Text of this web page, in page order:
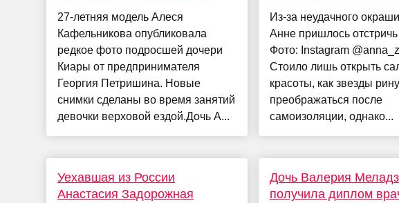
27-летняя модель Алеся
Кафельникова опубликовала
редкое фото подросшей дочери
Киары от предпринимателя
Георгия Петришина. Новые
снимки сделаны во время занятий
девочки верховой ездой.Дочь А...
Уехавшая из России
Анастасия Задорожная
Из-за неудачного
Анне пришлось
Фото: Instagram
Стоило лишь открыть
красоты, как звезды
преображаться после
самоизоляции, однако...
Дочь Валерия
получила диплом